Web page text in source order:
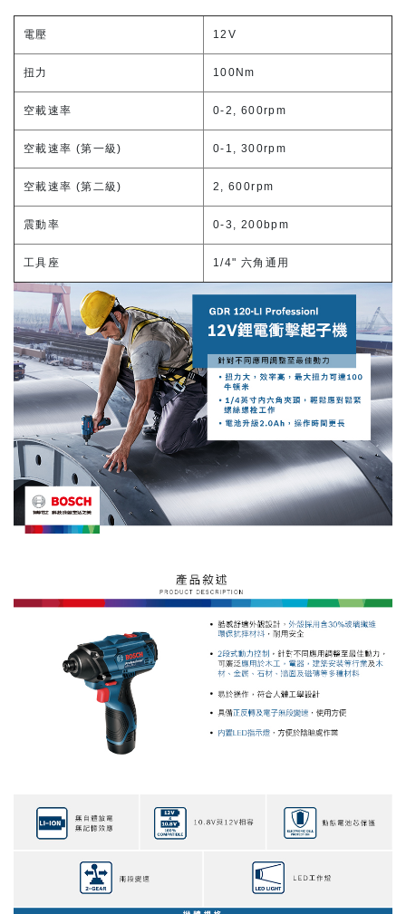
電壓 12V
扭力 100Nm
空載速率 0-2, 600rpm
空載速率 (第一級) 0-1, 300rpm
空載速率 (第二級) 2, 600rpm
震動率 0-3, 200bpm
工具座 1/4" 六角通用